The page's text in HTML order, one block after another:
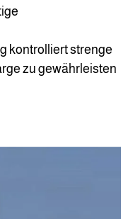
kontrolliert strenge
zu gewährleisten